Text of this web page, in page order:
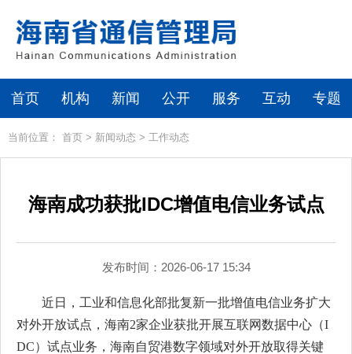
首页 机构 新闻 公开 服务 互动 专题
当前位置： 首页 > 新闻动态 > 工作动态
海南成功获批IDC增值电信业务试点
发布时间：2026-06-17 15:34
近日，工业和信息化部批复新一批增值电信业务扩大
对外开放试点，海南2家企业获批开展互联网数据中心（I
DC）试点业务，海南自贸港数字领域对外开放取得关键